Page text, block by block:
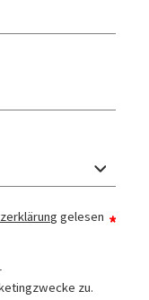
gelesen
zu.